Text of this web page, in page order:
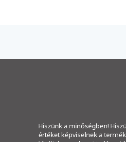
Hiszünk a minőségben!
értéket képviselnek a